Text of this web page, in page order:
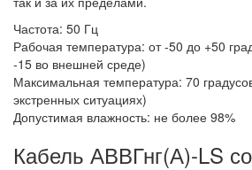
Частота: 50 Гц
Рабочая температура: от -50 до +50
-15 во внешней среде)
Максимальная температура: 70
экстренных ситуациях)
Допустимая влажность: не более 98%
Кабель АВВГнг(А)-LS